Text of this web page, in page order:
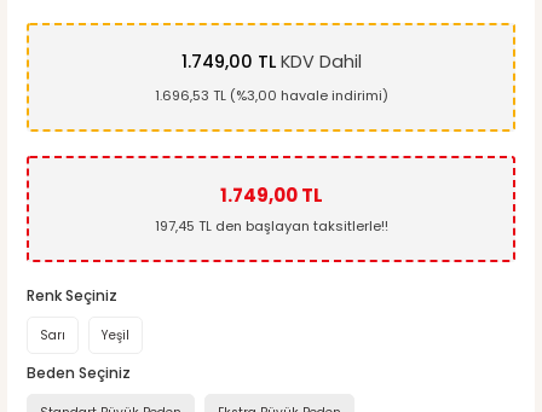
1.749,00 TLKDV Dahil
1.696,53 TL (%3,00 havale indirimi)
1.749,00 TL
197,45 TL den başlayan taksitlerle!!
Renk Seçiniz
Sarı Yeşil
Beden Seçiniz